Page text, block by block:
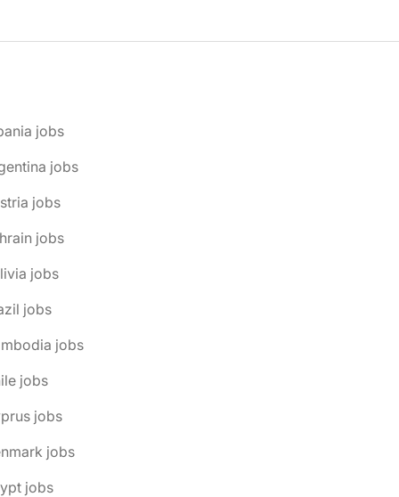
jobs
jobs
jobs
jobs
jobs
jobs
jobs
jobs
jobs
jobs
jobs